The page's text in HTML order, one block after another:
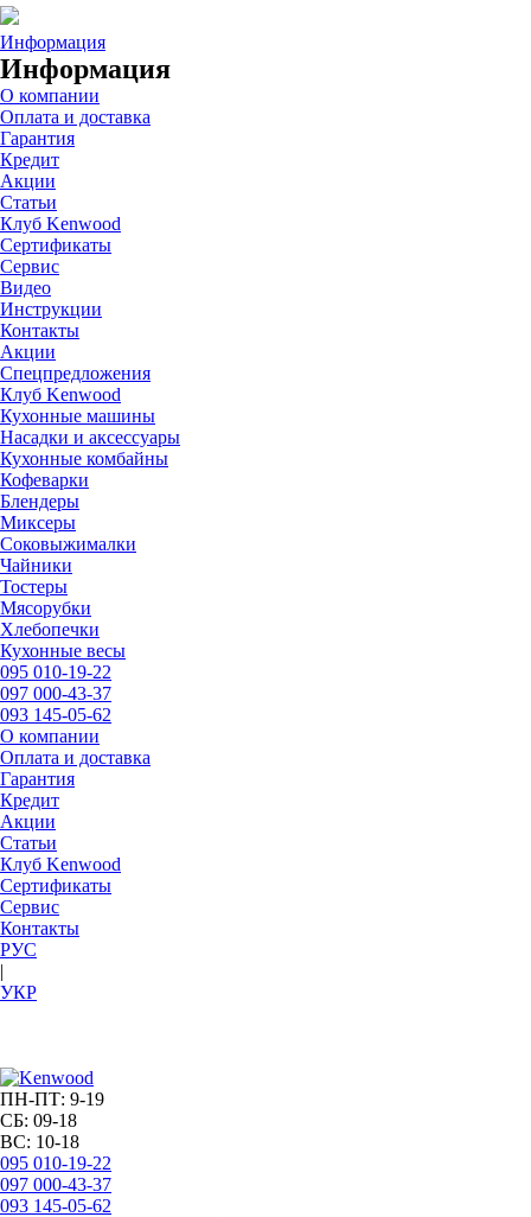
Информация
Информация
О компании
Оплата и доставка
Гарантия
Кредит
Акции
Статьи
Клуб Kenwood
Сертификаты
Сервис
Видео
Инструкции
Контакты
Акции
Спецпредложения
Клуб Kenwood
Кухонные машины
Насадки и аксессуары
Кухонные комбайны
Кофеварки
Блендеры
Миксеры
Соковыжималки
Чайники
Тостеры
Мясорубки
Хлебопечки
Кухонные весы
095 010-19-22
097 000-43-37
093 145-05-62
О компании
Оплата и доставка
Гарантия
Кредит
Акции
Статьи
Клуб Kenwood
Сертификаты
Сервис
Контакты
РУC
|
УКР
ПН-ПТ: 9-19
СБ: 09-18
ВС: 10-18
095 010-19-22
097 000-43-37
093 145-05-62